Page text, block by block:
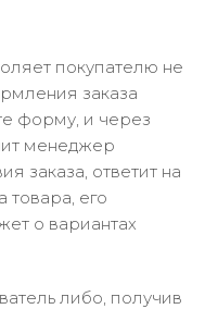
покупателю не
заказа
форму, и через
менеджер
заказа, ответит на
товара, его
о вариантах
либо, получив